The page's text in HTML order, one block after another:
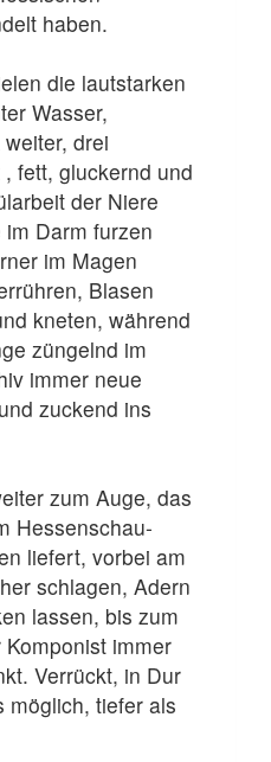
haben.
die lautstarken
Wasser,
drei
fett, gluckernd und
der Niere
Darm furzen
im Magen
Blasen
kneten, während
züngelnd im
immer neue
zuckend ins
zum Auge, das
Hessenschau-
liefert, vorbei am
schlagen, Adern
lassen, bis zum
immer
Verrückt, in Dur
möglich, tiefer als